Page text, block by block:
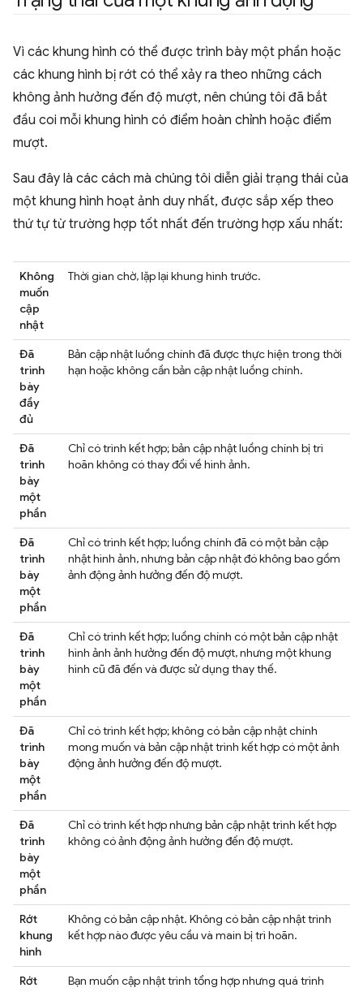
Vì các khung hình có thể được trình bày một phần hoặc
các khung hình bị rớt có thể xảy ra theo những cách
không ảnh hưởng đến độ mượt, nên chúng tôi đã bắt
đầu coi mỗi khung hình có điểm hoàn chỉnh hoặc điểm
mượt.
Sau đây là các cách mà chúng tôi diễn giải trạng thái của
một khung hình hoạt ảnh duy nhất, được sắp xếp theo
thứ tự từ trường hợp tốt nhất đến trường hợp xấu nhất:
Không
muốn
cập
nhật
Thời gian chờ, lặp lại khung hình trước.
Đã
trình
bày
đầy
đủ
Bản cập nhật luồng chính đã được thực hiện trong thời
hạn hoặc không cần bản cập nhật luồng chính.
Đã
trình
bày
một
phần
Chỉ có trình kết hợp; bản cập nhật luồng chính bị trì
hoãn không có thay đổi về hình ảnh.
Đã
trình
bày
một
phần
Chỉ có trình kết hợp; luồng chính đã có một bản cập
nhật hình ảnh, nhưng bản cập nhật đó không bao gồm
ảnh động ảnh hưởng đến độ mượt.
Đã
trình
bày
một
phần
Chỉ có trình kết hợp; luồng chính có một bản cập nhật
hình ảnh ảnh hưởng đến độ mượt, nhưng một khung
hình cũ đã đến và được sử dụng thay thế.
Đã
trình
bày
một
phần
Chỉ có trình kết hợp; không có bản cập nhật chính
mong muốn và bản cập nhật trình kết hợp có một ảnh
động ảnh hưởng đến độ mượt.
Đã
trình
bày
một
phần
Chỉ có trình kết hợp nhưng bản cập nhật trình kết hợp
không có ảnh động ảnh hưởng đến độ mượt.
Rớt
khung
hình
Không có bản cập nhật. Không có bản cập nhật trình
kết hợp nào được yêu cầu và main bị trì hoãn.
Rớt
Bạn muốn cập nhật trình tổng hợp nhưng quá trình